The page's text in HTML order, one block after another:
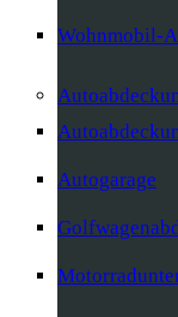
Wohnmobil-
Autogarage